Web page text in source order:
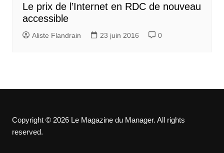
Le prix de l’Internet en RDC de nouveau
accessible
Aliste Flandrain 23 juin 2016 0
Copyright © 2026 Le Magazine du Manager. All rights
reserved.